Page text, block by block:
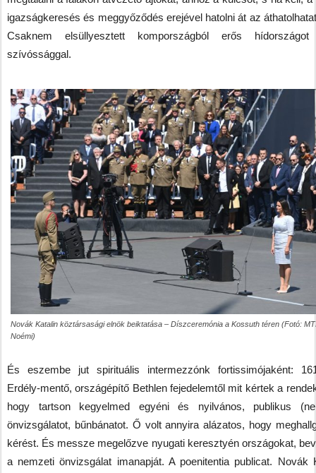
igazságkeresés és meggyőződés erejével hatolni át az
Csaknem elsüllyesztett kompországból erős
szívóssággal.
Novák Katalin köztársasági elnök beiktatása – Díszceremónia a Kossuth téren (Fotó:
Noémi)
És eszembe jut spirituális intermezzónk fortissimójaként:
Erdély-mentő, országépítő Bethlen fejedelemtől mit kértek a
hogy tartson kegyelmed egyéni és nyilvános, publikus
önvizsgálatot, bűnbánatot. Ő volt annyira alázatos, hogy
kérést. És messze megelőzve nyugati keresztyén országokat,
a nemzeti önvizsgálat imanapját. A poenitentia publicat. Novák